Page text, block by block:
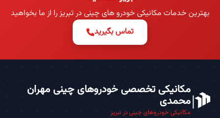
بهترین خدمات مکانیکی خودرو های چینی در تبریز را از ما بخواهید
تماس بگیرید
مکانیکی تخصصی خودروهای چینی مهران
محمدی
مکانیکی خودروهای چینی در تبریز